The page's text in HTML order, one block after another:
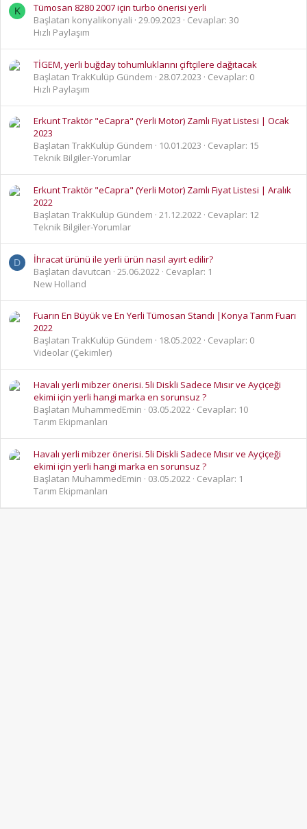
K
Tümosan 8280 2007 için turbo önerisi yerli
Başlatan konyalikonyali 29.09.2023
Cevaplar: 30
Hızlı Paylaşım
TİGEM, yerli buğday tohumluklarını çiftçilere dağıtacak
Başlatan TrakKulüp Gündem
28.07.2023
Cevaplar: 0
Hızlı Paylaşım
Erkunt Traktör "eCapra" (Yerli Motor) Zamlı Fiyat Listesi | Ocak
2023
Başlatan TrakKulüp Gündem
10.01.2023
Cevaplar: 15
Teknik Bilgiler-Yorumlar
Erkunt Traktör "eCapra" (Yerli Motor) Zamlı Fiyat Listesi | Aralık
2022
Başlatan TrakKulüp Gündem 21.12.2022 Cevaplar: 12
Teknik Bilgiler-Yorumlar
D
İhracat ürünü ile yerli ürün nasıl ayırt edilir?
Başlatan davutcan
25.06.2022
Cevaplar: 1
New Holland
Fuarın En Büyük ve En Yerli Tümosan Standı |Konya Tarım Fuarı
2022
Başlatan TrakKulüp Gündem
18.05.2022 Cevaplar: 0
Videolar (Çekimler)
Havalı yerli mibzer önerisi. 5li Diskli Sadece Mısır ve Ayçiçeği
ekimi için yerli hangi marka en sorunsuz ?
Başlatan MuhammedEmin
03.05.2022 Cevaplar: 10
Tarım Ekipmanları
Havalı yerli mibzer önerisi. 5li Diskli Sadece Mısır ve Ayçiçeği
ekimi için yerli hangi marka en sorunsuz ?
Başlatan MuhammedEmin
03.05.2022
Cevaplar: 1
Tarım Ekipmanları